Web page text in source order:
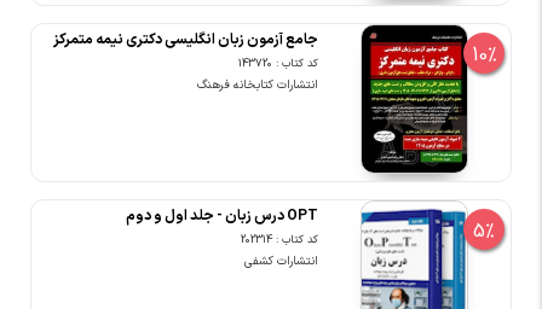
10%
جامع آزمون زبان انگلیسی دکتری نیمه متمرکز
کد کتاب : 143720
انتشارات کتابخانه فرهنگ
5%
OPT درس زبان - جلد اول و دوم
کد کتاب : 202314
انتشارات کشفی